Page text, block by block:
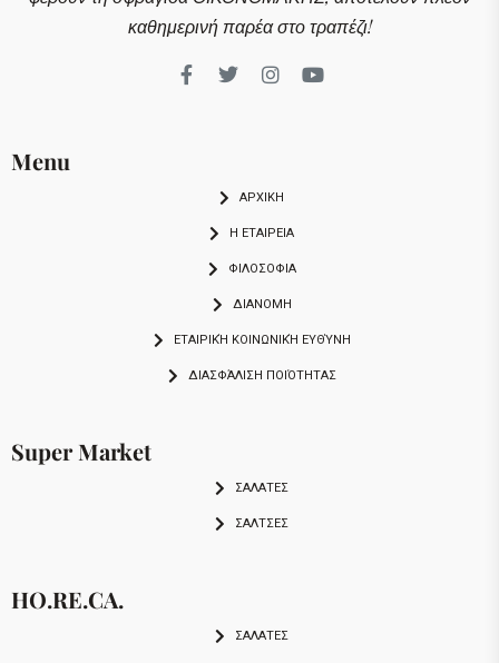
καθημερινή παρέα στο τραπέζι!
Menu
ΑΡΧΙΚΗ
Η ΕΤΑΙΡΕΙΑ
ΦΙΛΟΣΟΦΙΑ
ΔΙΑΝΟΜΗ
ΕΤΑΙΡΙΚΉ ΚΟΙΝΩΝΙΚΉ ΕΥΘΎΝΗ
ΔΙΑΣΦΆΛΙΣΗ ΠΟΙΌΤΗΤΑΣ
Super Market
ΣΑΛΑΤΕΣ
ΣΑΛΤΣΕΣ
HO.RE.CA.
ΣΑΛΑΤΕΣ